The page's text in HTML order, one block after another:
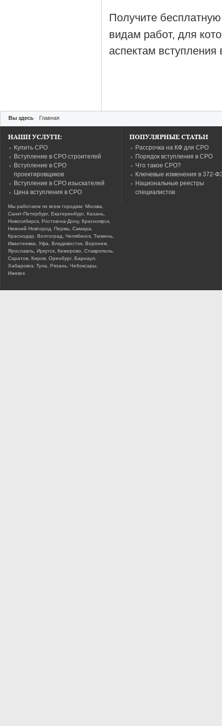
Получите
видам работ, для
аспектам
Вы здесь Главная
НАШИ УСЛУГИ:
Купить СРО
Вступление в СРО строителей
Вступление в СРО
проектировщиков
Вступление в СРО изыскателей
Цена вступления в СРО
Мы работаем по всем городам: Москва,
Санкт-Петербург, Екатеринбург, Казань,
Новосибирск, Ростов-на-Дону, Красноярск,
Нижний Новгород, Пермь, Самара,
Краснодар, Волгоград, Челябинск, Тюмень,
Ивантеевка, Уфа, Владивосток, Воронеж,
Ярославль, Иркутск, Кемерово, Ставрополь,
Саратов, Киров, Оренбург, Барнаул,
Хабаровск, Тула, Рязань, Чебоксары,
Ижевск
ПОПУЛЯРНЫЕ СТАТЬИ
Рассрочка на КФ для СРО
Порядок вступления в СРО
Что такое СРО?
Ключевые изменения в 372-
Национальные реестры
специалистов